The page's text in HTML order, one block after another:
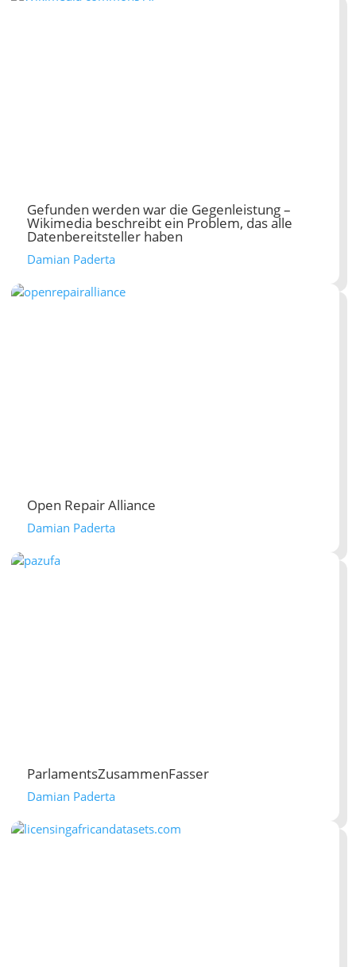
Gefunden werden war die Gegenleistung –
Wikimedia beschreibt ein Problem, das alle
Datenbereitsteller haben
Damian Paderta
Open Repair Alliance
Damian Paderta
ParlamentsZusammenFasser
Damian Paderta